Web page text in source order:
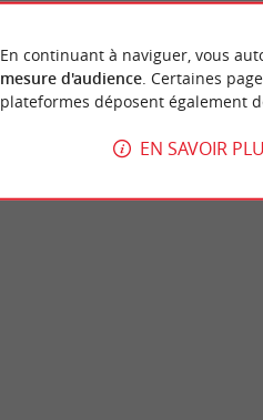
En continuant à naviguer, vous
mesure d'audience. Certaines
plateformes déposent également
EN SAVOIR